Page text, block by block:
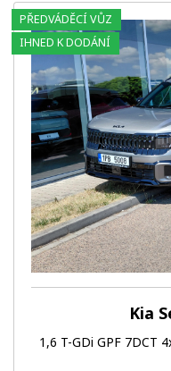
Kia
1,6 T-GDi GPF 7DCT
PŘEDVÁDĚCÍ VŮZ
IHNED K DODÁNÍ